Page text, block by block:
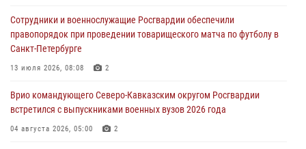
06 августа 2026, 11:15
Подвиги героев‑росгвардейцев увековечили в новой музейной
экспозиции белгородского музея‑диорамы «Курская битва.
06 августа 2026, 10:30 3
Охрану общественного порядка и безопасность на футбольном
Сотрудники и военнослужащие Росгвардии обеспечили
правопорядок при проведении товарищеского матча по футболу в
Санкт-Петербурге
13 июля 2026, 08:08 2
Врио командующего Северо-Кавказским округом Росгвардии
встретился с выпускниками военных вузов 2026 года
04 августа 2026, 05:00 2